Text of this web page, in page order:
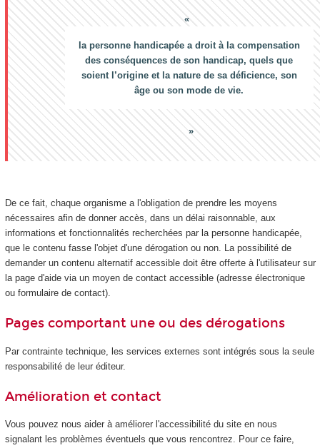
la personne handicapée a droit à la compensation
des conséquences de son handicap, quels que
soient l’origine et la nature de sa déficience, son
âge ou son mode de vie.
De ce fait, chaque organisme a l'obligation de prendre les moyens
nécessaires afin de donner accès, dans un délai raisonnable, aux
informations et fonctionnalités recherchées par la personne handicapée,
que le contenu fasse l'objet d'une dérogation ou non. La possibilité de
demander un contenu alternatif accessible doit être offerte à l'utilisateur sur
la page d'aide via un moyen de contact accessible (adresse électronique
ou formulaire de contact).
Pages comportant une ou des dérogations
Par contrainte technique, les services externes sont intégrés sous la seule
responsabilité de leur éditeur.
Amélioration et contact
Vous pouvez nous aider à améliorer l'accessibilité du site en nous
signalant les problèmes éventuels que vous rencontrez. Pour ce faire,